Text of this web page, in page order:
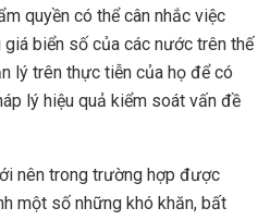
quyền có thể cân nhắc việc
biển số của các nước trên thế
lý trên thực tiễn của họ để có
lý hiệu quả kiểm soát vấn đề
nên trong trường hợp được
một số những khó khăn, bất